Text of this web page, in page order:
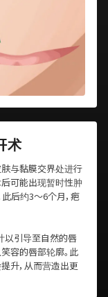
术
与黏膜交界处进行
可能出现暂时性肿
后约3～6个月，疤
以引导至自然的唇
容的唇部轮廓。此
升，从而营造出更